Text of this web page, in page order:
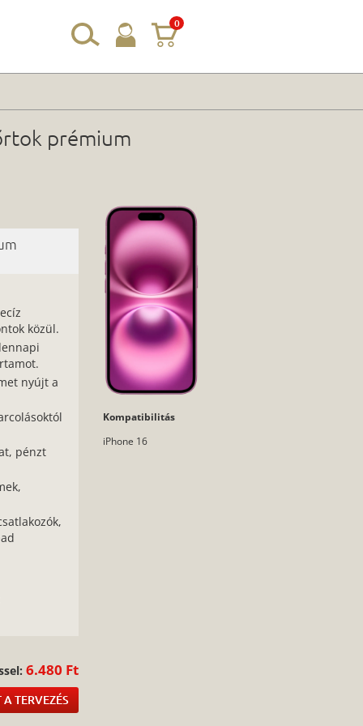
0
prémium
közül.
nyújt a
pénzt
6.480 Ft
TERVEZÉS
Kompatibilitás
iPhone 16